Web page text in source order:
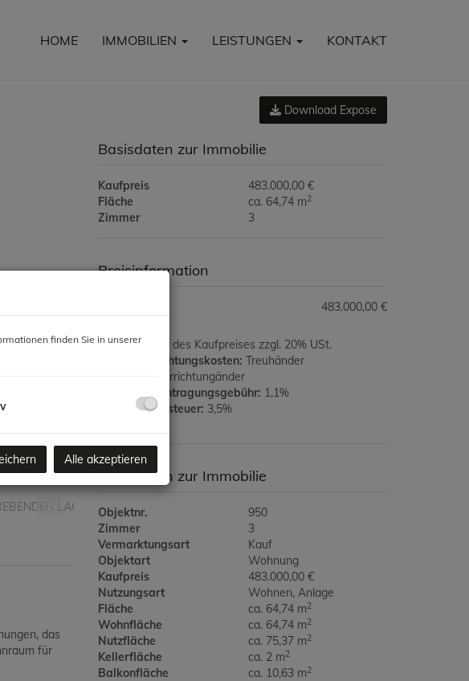
HOME IMMOBILIEN LEISTUNGEN KONTAKT
das
für
Download Expose
Basisdaten zur Immobilie
Kaufpreis
483.000,00 €
Fläche
ca. 64,74 m2
Zimmer 3
Preisinformation
483.000,00 €
Provision:
3% des Kaufpreises zzgl. 20% USt.
Vertragserrichtungskosten: Treuhänder
/Kaufvertragerrichtungänder
Grundbucheintragungsgebühr: 1,1%
Grunderwerbsteuer: 3,5%
Basisdaten zur Immobilie
Objektnr.
950
Zimmer
3
Vermarktungsart
Kauf
Objektart
Wohnung
Kaufpreis
483.000,00 €
Nutzungsart
Wohnen Anlage
Fläche
ca. 64,74 m2
Wohnfläche ca. 64,74 m2
Nutzfläche ca. 75,37 m2
Kellerfläche ca. 2 m2
Balkonfläche ca. 10,63 m2
finden Sie in unserer
Alle akzeptieren